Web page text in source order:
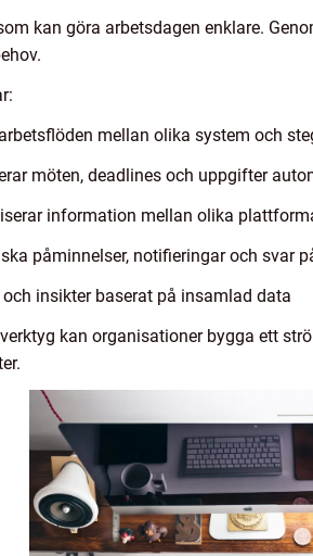
kan göra arbetsdagen enklare.
mellan olika system och
möten, deadlines och uppgifter
information mellan olika
påminnelser, notifieringar och svar
insikter baserat på insamlad data
kan organisationer bygga ett